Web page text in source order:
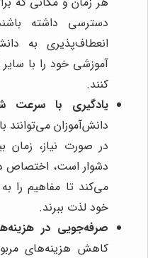
دسترسی داشته
انعطاف‌پذیری به
آموزشی خود را با
کنند.
یادگیری با سرعت
دانش‌آموزان
در صورت نیاز، زمان
دشوار است، اختصاص
می‌کند تا مفاهیم را
خود لذت ببرند.
صرفه‌جویی در
کاهش هزینه‌های